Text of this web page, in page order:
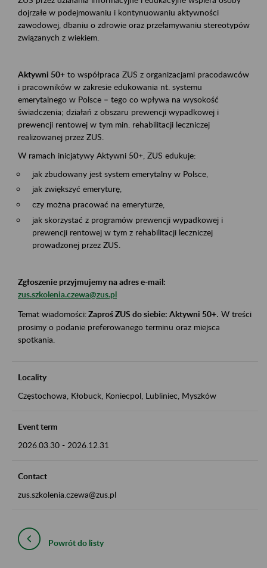
dojrzałe w podejmowaniu i kontynuowaniu aktywności
zawodowej, dbaniu o zdrowie oraz przełamywaniu stereotypów
związanych z wiekiem.
Aktywni 50+ to współpraca ZUS z organizacjami pracodawców
i pracowników w zakresie edukowania nt. systemu
emerytalnego w Polsce – tego co wpływa na wysokość
świadczenia; działań z obszaru prewencji wypadkowej i
prewencji rentowej w tym min. rehabilitacji leczniczej
realizowanej przez ZUS.
W ramach inicjatywy Aktywni 50+, ZUS edukuje:
jak zbudowany jest system emerytalny w Polsce,
jak zwiększyć emeryturę,
czy można pracować na emeryturze,
jak skorzystać z programów prewencji wypadkowej i
prewencji rentowej w tym z rehabilitacji leczniczej
prowadzonej przez ZUS.
Zgłoszenie przyjmujemy na adres e-mail:
zus.szkolenia.czewa@zus.pl
Temat wiadomości:Zaproś ZUS do siebie: Aktywni 50+. W treści
prosimy o podanie preferowanego terminu oraz miejsca
spotkania.
Locality
Częstochowa, Kłobuck, Koniecpol, Lubliniec, Myszków
Event term
2026.03.30 - 2026.12.31
Contact
zus.szkolenia.czewa@zus.pl
Powrót do listy